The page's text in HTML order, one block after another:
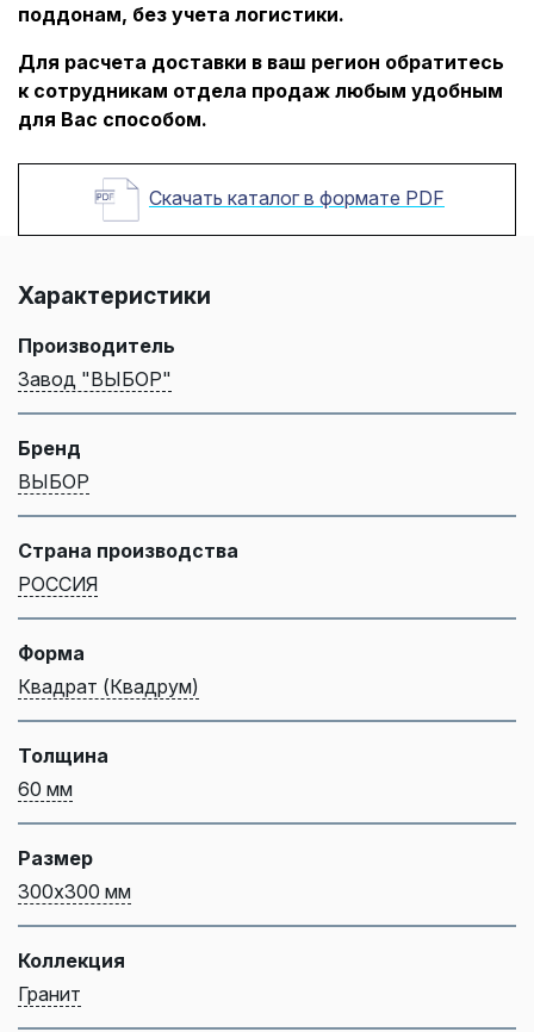
поддонам, без учета логистики.
Для расчета доставки в ваш регион обратитесь
к сотрудникам отдела продаж любым удобным
для Вас способом.
Скачать каталог в формате PDF
Характеристики
Производитель
Завод "ВЫБОР"
Бренд
ВЫБОР
Страна производства
РОССИЯ
Форма
Квадрат (Квадрум)
Толщина
60 мм
Размер
300х300 мм
Коллекция
Гранит